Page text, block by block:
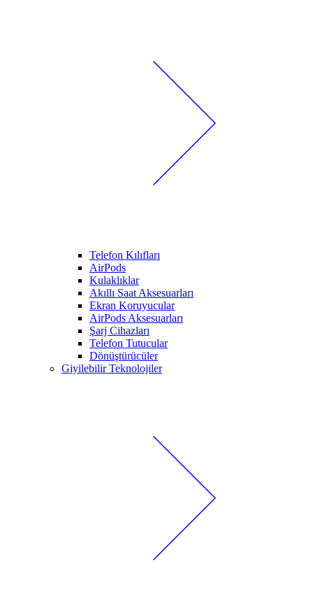
Telefon Kılıfları
AirPods
Kulaklıklar
Akıllı Saat Aksesuarları
Ekran Koruyucular
AirPods Aksesuarları
Şarj Cihazları
Telefon Tutucular
Dönüştürücüler
Giyilebilir Teknolojiler